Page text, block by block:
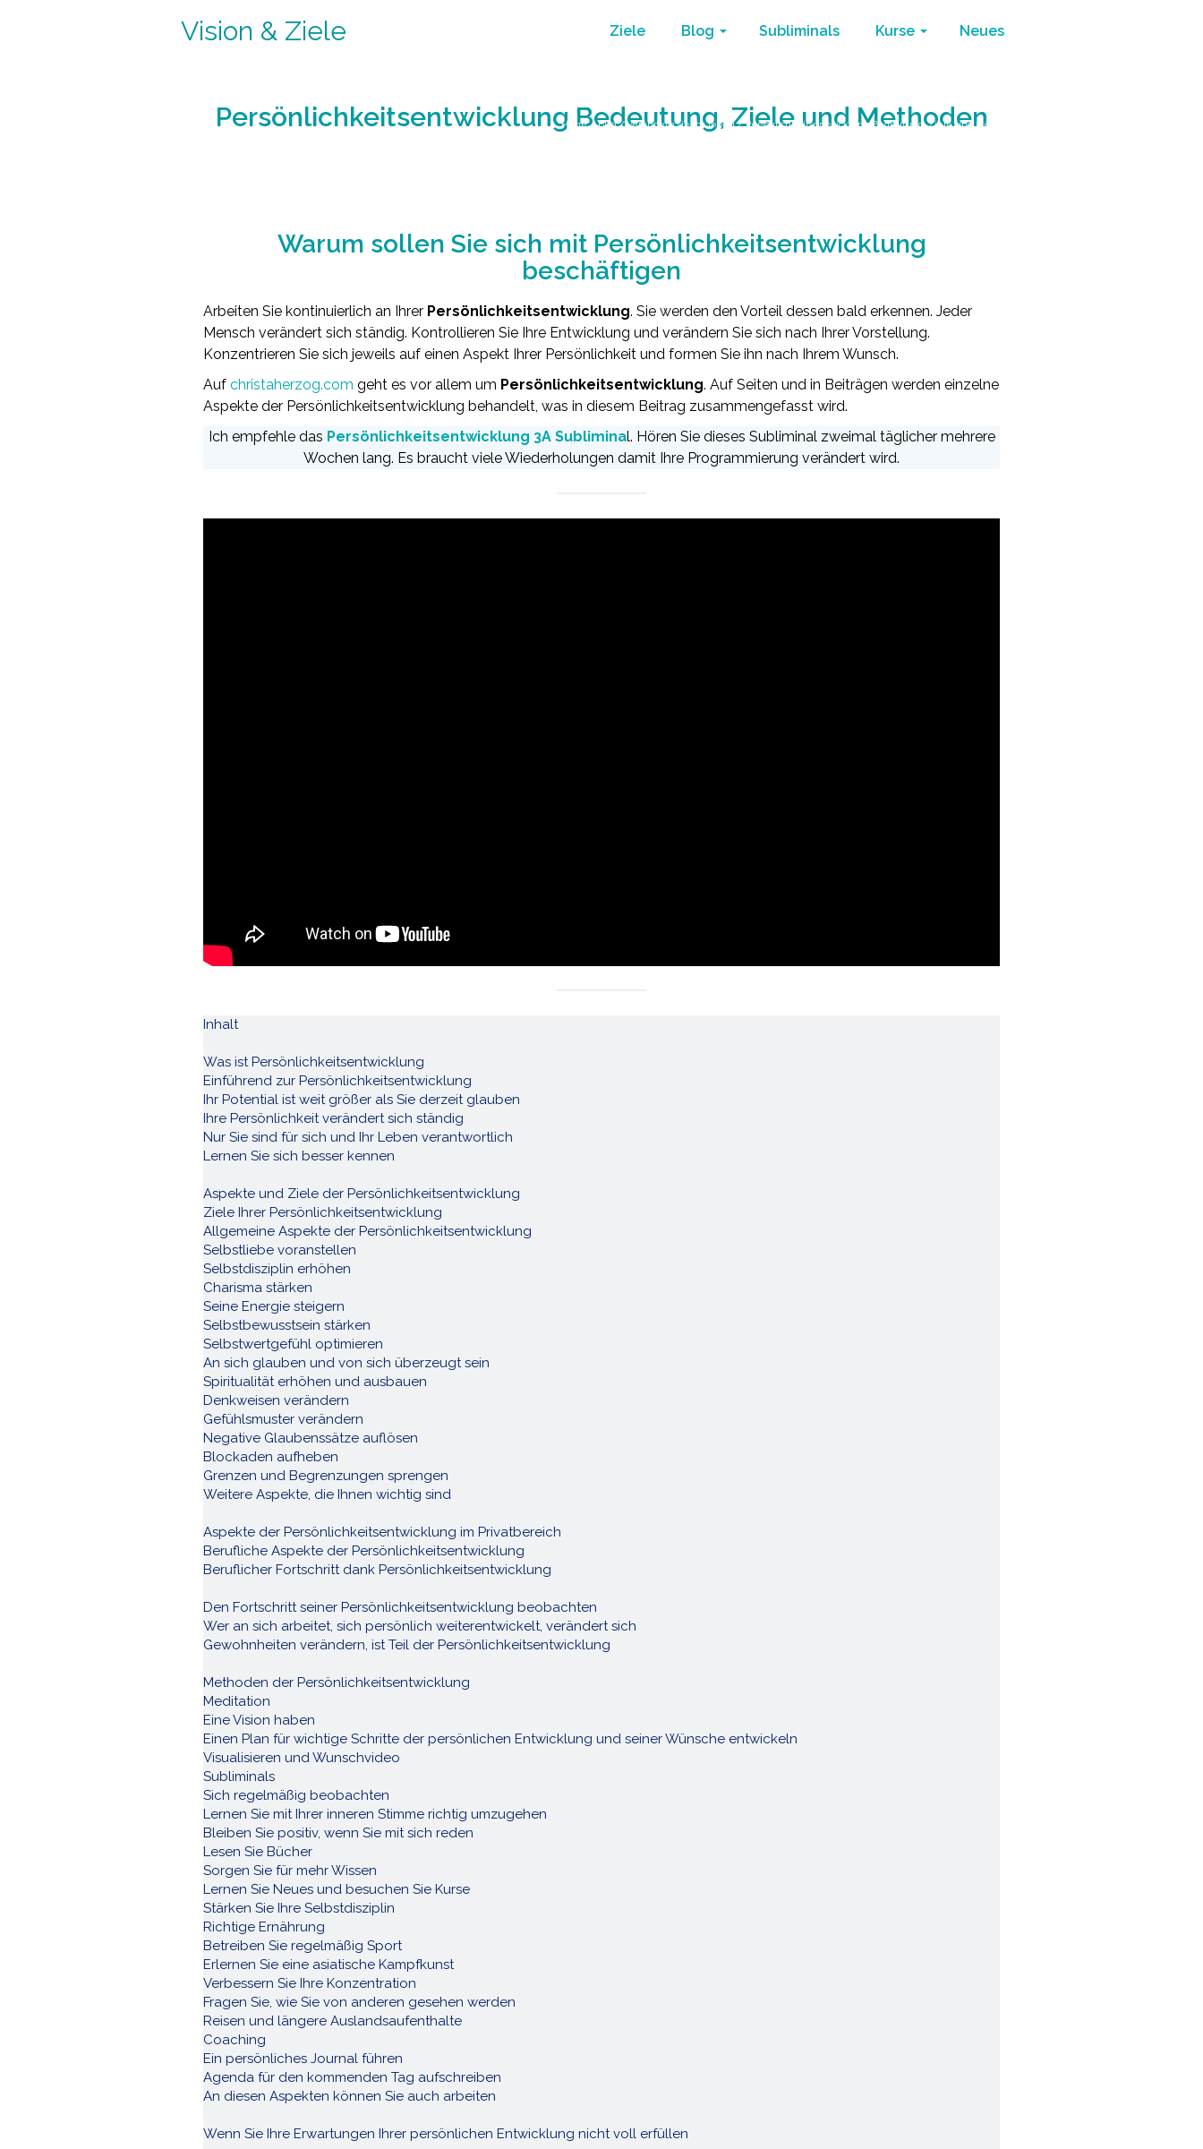
Vision & Ziele Ziele Blog Subliminals Kurse Neues
Persönlichkeitsentwicklung Bedeutung, Ziele und Methoden
Home / Blog / verändern sie ihr leben / Persönlichkeitsentwicklung Bedeutung, Ziele und Methoden
Warum sollen Sie sich mit Persönlichkeitsentwicklung
beschäftigen
Arbeiten Sie kontinuierlich an Ihrer Persönlichkeitsentwicklung. Sie werden den Vorteil dessen bald erkennen. Jeder
Mensch verändert sich ständig. Kontrollieren Sie Ihre Entwicklung und verändern Sie sich nach Ihrer Vorstellung.
Konzentrieren Sie sich jeweils auf einen Aspekt Ihrer Persönlichkeit und formen Sie ihn nach Ihrem Wunsch.
Auf christaherzog.com geht es vor allem um Persönlichkeitsentwicklung. Auf Seiten und in Beiträgen werden einzelne
Aspekte der Persönlichkeitsentwicklung behandelt, was in diesem Beitrag zusammengefasst wird.
Ich empfehle das Persönlichkeitsentwicklung 3A Subliminal. Hören Sie dieses Subliminal zweimal täglicher mehrere
Wochen lang. Es braucht viele Wiederholungen damit Ihre Programmierung verändert wird.
Inhalt
Was ist Persönlichkeitsentwicklung
Einführend zur Persönlichkeitsentwicklung
Ihr Potential ist weit größer als Sie derzeit glauben
Ihre Persönlichkeit verändert sich ständig
Nur Sie sind für sich und Ihr Leben verantwortlich
Lernen Sie sich besser kennen
Aspekte und Ziele der Persönlichkeitsentwicklung
Ziele Ihrer Persönlichkeitsentwicklung
Allgemeine Aspekte der Persönlichkeitsentwicklung
Selbstliebe voranstellen
Selbstdisziplin erhöhen
Charisma stärken
Seine Energie steigern
Selbstbewusstsein stärken
Selbstwertgefühl optimieren
An sich glauben und von sich überzeugt sein
Spiritualität erhöhen und ausbauen
Denkweisen verändern
Gefühlsmuster verändern
Negative Glaubenssätze auflösen
Blockaden aufheben
Grenzen und Begrenzungen sprengen
Weitere Aspekte, die Ihnen wichtig sind
Aspekte der Persönlichkeitsentwicklung im Privatbereich
Berufliche Aspekte der Persönlichkeitsentwicklung
Beruflicher Fortschritt dank Persönlichkeitsentwicklung
Den Fortschritt seiner Persönlichkeitsentwicklung beobachten
Wer an sich arbeitet, sich persönlich weiterentwickelt, verändert sich
Gewohnheiten verändern, ist Teil der Persönlichkeitsentwicklung
Methoden der Persönlichkeitsentwicklung
Meditation
Eine Vision haben
Einen Plan für wichtige Schritte der persönlichen Entwicklung und seiner Wünsche entwickeln
Visualisieren und Wunschvideo
Subliminals
Sich regelmäßig beobachten
Lernen Sie mit Ihrer inneren Stimme richtig umzugehen
Bleiben Sie positiv, wenn Sie mit sich reden
Lesen Sie Bücher
Sorgen Sie für mehr Wissen
Lernen Sie Neues und besuchen Sie Kurse
Stärken Sie Ihre Selbstdisziplin
Richtige Ernährung
Betreiben Sie regelmäßig Sport
Erlernen Sie eine asiatische Kampfkunst
Verbessern Sie Ihre Konzentration
Fragen Sie, wie Sie von anderen gesehen werden
Reisen und längere Auslandsaufenthalte
Coaching
Ein persönliches Journal führen
Agenda für den kommenden Tag aufschreiben
An diesen Aspekten können Sie auch arbeiten
Wenn Sie Ihre Erwartungen Ihrer persönlichen Entwicklung nicht voll erfüllen